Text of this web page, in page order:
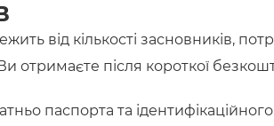
від кількості засновників,
після короткої
паспорта та